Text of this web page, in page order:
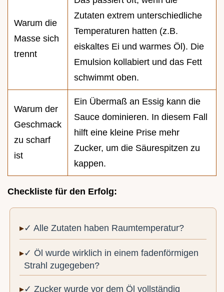
Warum die
Masse sich
trennt
Zutaten extrem unterschiedliche
Temperaturen hatten (z.B.
eiskaltes Ei und warmes Öl). Die
Emulsion kollabiert und das Fett
schwimmt oben.
Warum der
Geschmack
zu scharf
ist
Ein Übermaß an Essig kann die
Sauce dominieren. In diesem Fall
hilft eine kleine Prise mehr
Zucker, um die Säurespitzen zu
kappen.
Checkliste für den Erfolg:
✓ Alle Zutaten haben Raumtemperatur?
✓ Öl wurde wirklich in einem fadenförmigen
Strahl zugegeben?
✓ Zucker wurde vor dem Öl vollständig